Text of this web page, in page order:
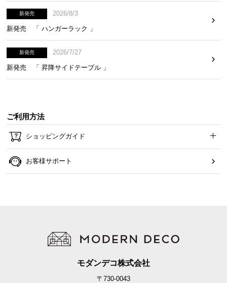
新発売
2026/8/3
新発売 「 ハンガーラック 」
新発売
2026/7/27
新発売 「 昇降サイドテーブル 」
ご利用方法
ショッピングガイド
お客様サポート
モダンデコ株式会社
〒730-0043